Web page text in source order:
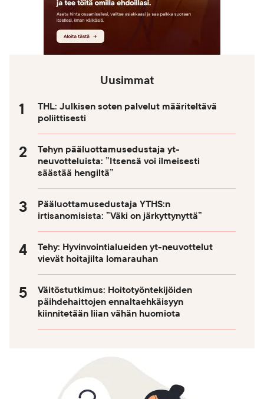
Uusimmat
THL: Julkisen soten palvelut määriteltävä
poliittisesti
Tehyn pääluottamusedustaja yt-
neuvotteluista: ”Itsensä voi ilmeisesti
säästää hengiltä”
Pääluottamusedustaja YTHS:n
irtisanomisista: ”Väki on järkyttynyttä”
Tehy: Hyvinvointialueiden yt-neuvottelut
vievät hoitajilta lomarauhan
Väitöstutkimus: Hoitotyöntekijöiden
päihdehaittojen ennaltaehkäisyyn
kiinnitetään liian vähän huomiota